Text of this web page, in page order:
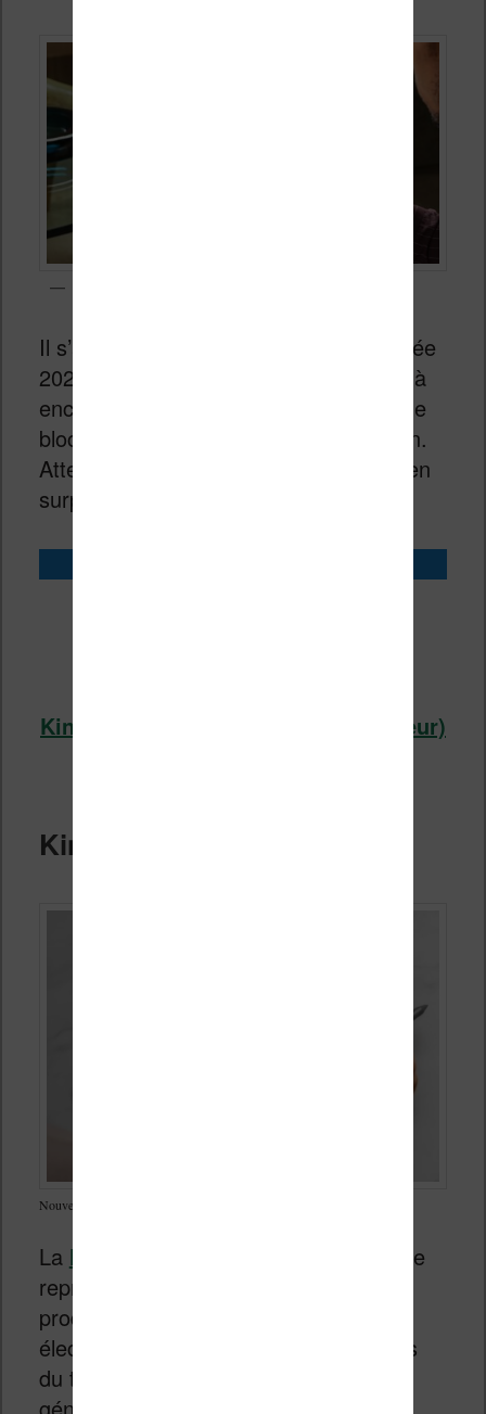
Il s’agit de la sortie importante de l’année
2026 : une version couleur avec écran à
encre électronique de 11 pouces pour le
bloc-notes numériques phare d’Amazon.
Attention : le prix est élevé et pourrait en
surprendre plus d’un !
Kindle Scribe Colorsoft (écran couleur)
Kindle Scribe
Nouvelle liseuse Kindle Scribe
La Kindle Scribe
est la dernière liseuse
représentante de cette gamme de
produits. On a donc un écran à encre
électronique noir et blanc de 11 pouces
du type Carta 1300 (toute dernière